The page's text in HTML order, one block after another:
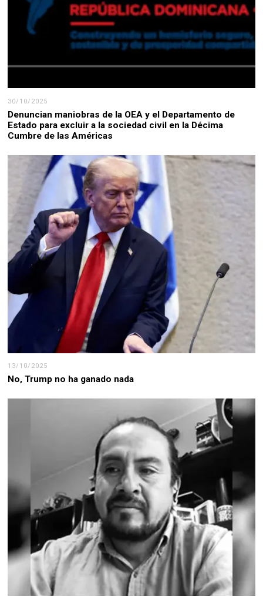
30/10/2025
Denuncian maniobras de la OEA y el Departamento de
Estado para excluir a la sociedad civil en la Décima
Cumbre de las Américas
13/10/2025
No, Trump no ha ganado nada